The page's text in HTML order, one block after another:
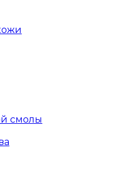
смолы